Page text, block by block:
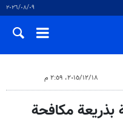
٠٩‏/٠٨‏/٢٠٢٦
١٨‏/١٢‏/٢٠١٥، ٢:٥٩ م
بذريعة مكافحة